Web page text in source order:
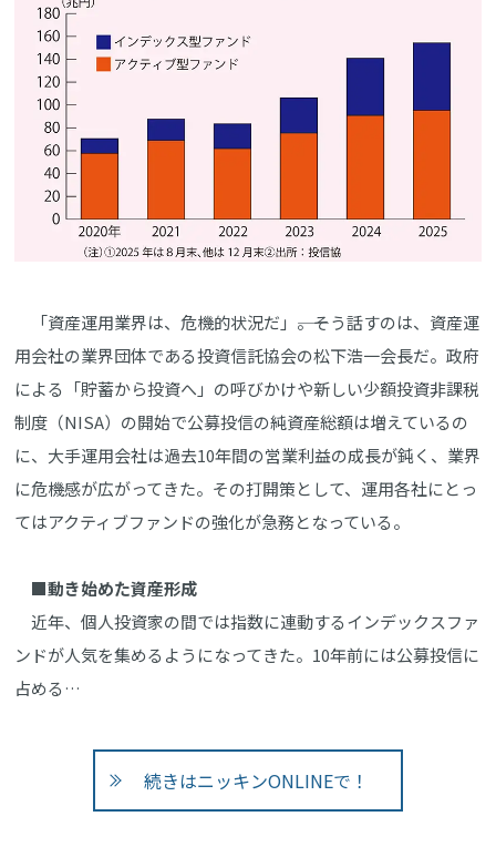
「資産運用業界は、危機的状況だ」――。そう話すのは、資産運
用会社の業界団体である投資信託協会の松下浩一会長だ。政府
による「貯蓄から投資へ」の呼びかけや新しい少額投資非課税
制度（NISA）の開始で公募投信の純資産総額は増えているの
に、大手運用会社は過去10年間の営業利益の成長が鈍く、業界
に危機感が広がってきた。その打開策として、運用各社にとっ
てはアクティブファンドの強化が急務となっている。
■動き始めた資産形成
近年、個人投資家の間では指数に連動するインデックスファ
ンドが人気を集めるようになってきた。10年前には公募投信に
占める…
続きはニッキンONLINEで！